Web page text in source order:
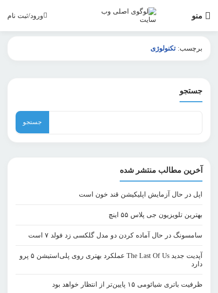
منو ورود/ثبت نام
برچسب: تکنولوژی
جستجو
جستجو
آخرین مطالب منتشر شده
اپل در حال آزمایش اپلیکیشن قند خون است
بهترین تلویزیون جی پلاس ۵۵ اینچ
سامسونگ در حال آماده کردن دو مدل گلکسی زد فولد ۷ است
آپدیت جدید The Last Of Us عملکرد بهتری روی پلی‌استیشن ۵ پرو
دارد
ظرفیت باتری شیائومی ۱۵ پایین‌تر از انتظار خواهد بود